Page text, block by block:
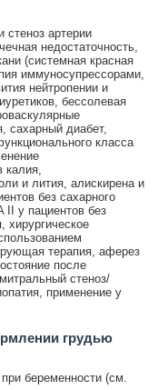
стеноз артерии
недостаточность,
(системная красная
иммуносупрессорами,
нейтропении и
бессолевая
сахарный диабет,
класса
калия,
и лития, алискирена и
без сахарного
II у пациентов без
хирургическое
терапия, аферез
после
стеноз/
применение у
грудью
беременности (см.